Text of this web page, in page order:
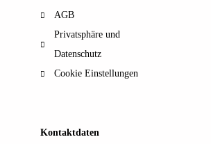
AGB
Privatsphäre und
Datenschutz
Cookie Einstellungen
Kontaktdaten